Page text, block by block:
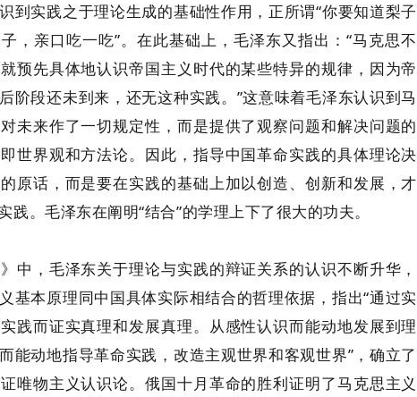
到实践之于理论生成的基础性作用，正所谓“你要知道梨子
，亲口吃一吃”。在此基础上，毛泽东又指出：“马克思不
预先具体地认识帝国主义时代的某些特异的规律，因为帝
阶段还未到来，还无这种实践。”这意味着毛泽东认识到马
未来作了一切规定性，而是提供了观察问题和解决问题的
世界观和方法论。因此，指导中国革命实践的具体理论决
原话，而是要在实践的基础上加以创造、创新和发展，才
践。毛泽东在阐明“结合”的学理上下了很大的功夫。
中，毛泽东关于理论与实践的辩证关系的认识不断升华，
基本原理同中国具体实际相结合的哲理依据，指出“通过实
践而证实真理和发展真理。从感性认识而能动地发展到理
能动地指导革命实践，改造主观世界和客观世界”，确立了
物主义认识论。俄国十月革命的胜利证明了马克思主义